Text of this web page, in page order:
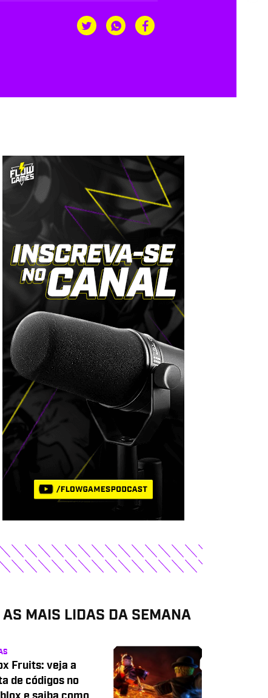
AS MAIS LIDAS DA SEMANA
Fruits: veja a
de códigos no